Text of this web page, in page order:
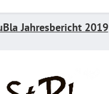
Jahresbericht 2019